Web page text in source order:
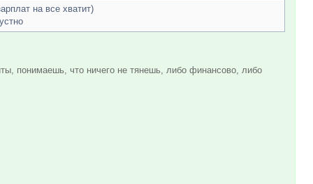
на все хватит)
понимаешь, что ничего не тянешь, либо финансово, либо